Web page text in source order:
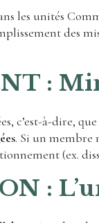
les unités
des
:
c’est-à-dire, que
. Si un membre
(ex.
: